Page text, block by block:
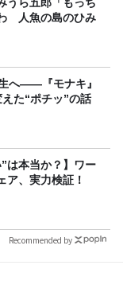
人魚の島のひみ
へ——『モナキ』
た“ポチッ”の話
”は本当か？】ワー
ア、実力検証！
Recommended by